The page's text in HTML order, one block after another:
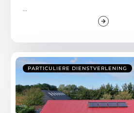
...
PARTICULIERE DIENSTVERLENING